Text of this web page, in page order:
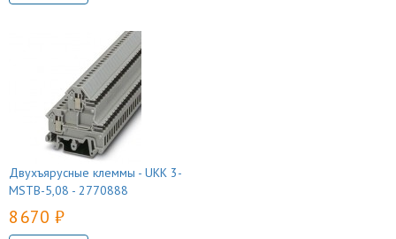
Двухъярусные клеммы - UKK 3-
MSTB-5,08 - 2770888
8 670 руб.